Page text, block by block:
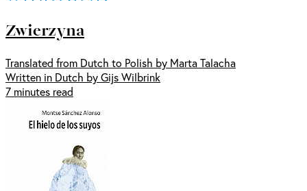
Zwierzyna
Translated from Dutch to Polish by Marta Talacha
Written in Dutch by Gijs Wilbrink
7 minutes read